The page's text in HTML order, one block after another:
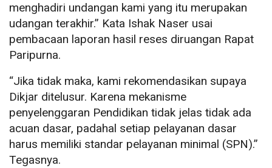
menghadiri undangan kami yang itu merupakan
udangan terakhir.” Kata Ishak Naser usai
pembacaan laporan hasil reses diruangan Rapat
Paripurna.
“Jika tidak maka, kami rekomendasikan supaya
Dikjar ditelusur. Karena mekanisme
penyelenggaran Pendidikan tidak jelas tidak ada
acuan dasar, padahal setiap pelayanan dasar
harus memiliki standar pelayanan minimal (SPN).”
Tegasnya.